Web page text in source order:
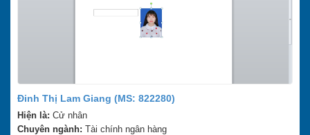
Đinh Thị Lam Giang (MS: 822280)
Hiện là: Cử nhân
Chuyên ngành: Tài chính ngân hàng